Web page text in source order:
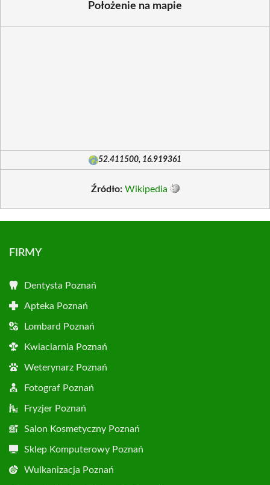
Położenie na mapie
52.411500, 16.919361
Źródło: Wikipedia
FIRMY
Dentysta Poznań
Apteka Poznań
Lombard Poznań
Kwiaciarnia Poznań
Weterynarz Poznań
Fotograf Poznań
Fryzjer Poznań
Salon Kosmetyczny Poznań
Sklep Komputerowy Poznań
Wulkanizacja Poznań